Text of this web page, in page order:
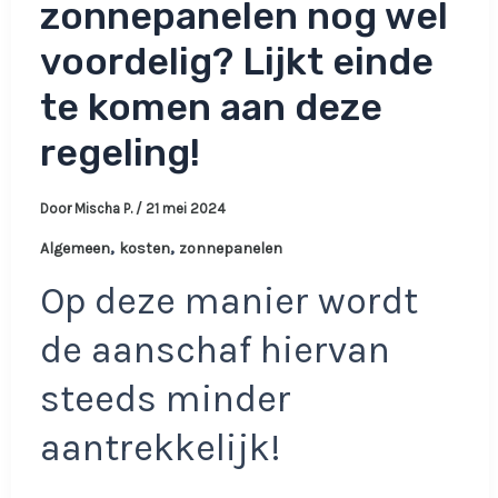
zonnepanelen nog wel
voordelig? Lijkt einde
te komen aan deze
regeling!
Door Mischa P. / 21 mei 2024
Algemeen, kosten, zonnepanelen
Op deze manier wordt
de aanschaf hiervan
steeds minder
aantrekkelijk!